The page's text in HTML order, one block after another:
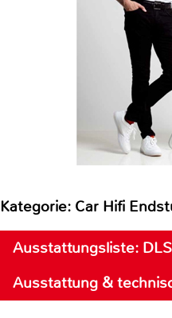
Kategorie: Car Hifi
Ausstattungsliste:
Ausstattung &